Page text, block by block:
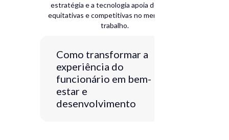
estratégia e a tecnologia apoia decisões
equitativas e competitivas no mercado de
trabalho.
Como transformar a
experiência do
funcionário em bem-
estar e
desenvolvimento